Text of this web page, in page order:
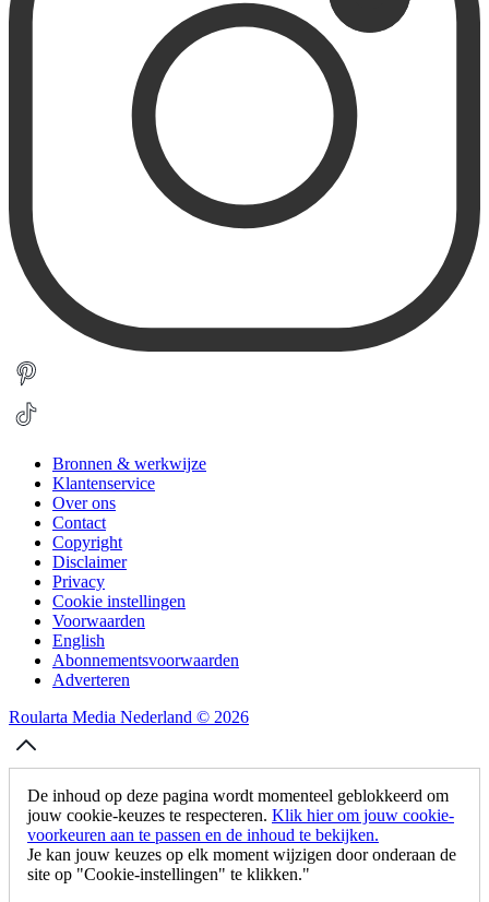
Bronnen & werkwijze
Klantenservice
Over ons
Contact
Copyright
Disclaimer
Privacy
Cookie instellingen
Voorwaarden
English
Abonnementsvoorwaarden
Adverteren
Roularta Media Nederland © 2026
De inhoud op deze pagina wordt momenteel geblokkeerd om
jouw cookie-keuzes te respecteren. Klik hier om jouw cookie-
voorkeuren aan te passen en de inhoud te bekijken.
Je kan jouw keuzes op elk moment wijzigen door onderaan de
site op "Cookie-instellingen" te klikken."